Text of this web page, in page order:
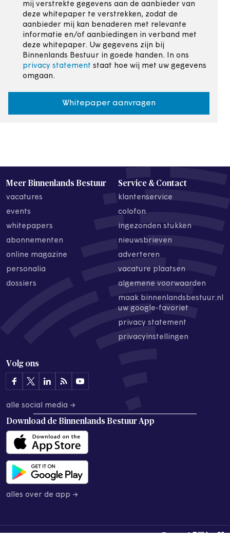
mij verstrekte gegevens aan de aanbieder van
deze whitepaper te verstrekken, zodat de
aanbieder mij kan benaderen met relevante
informatie en/of aanbiedingen in verband met
deze whitepaper. Uw gegevens zijn bij
Binnenlands Bestuur in goede handen. In ons
privacy statement staat hoe wij met uw gegevens
omgaan.
Whitepaper aanvragen
Meer Binnenlands Bestuur
vacatures
events
whitepapers
abonnementen
online magazine
personalia
dossiers
Service & Contact
klantenservice
colofon
ingezonden stukken
nieuwsbrieven
adverteren
vacature plaatsen
algemene voorwaarden
maak binnenlandsbestuur.nl
uw google-favoriet
privacy statement
privacyinstellingen
Volg ons
alle social media →
Download de Binnenlands Bestuur App
alles over de app →